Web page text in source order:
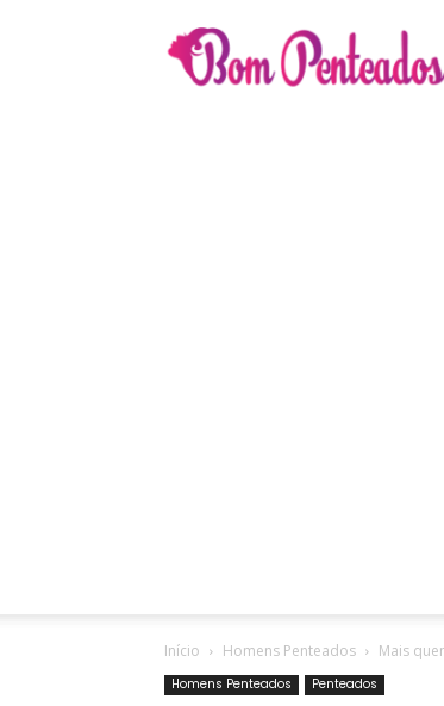
Penteados
Início Homens Penteados Mais
Homens Penteados Penteados